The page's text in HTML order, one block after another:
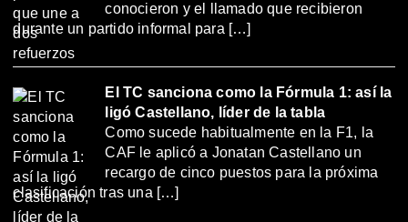
conocieron y el llamado que recibieron
durante un partido informal para […]
El TC sanciona como la Fórmula 1: así la
ligó Castellano, líder de la tabla
Como sucede habitualmente en la F1, la
CAF le aplicó a Jonatan Castellano un
recargo de cinco puestos para la próxima
clasificación tras una […]